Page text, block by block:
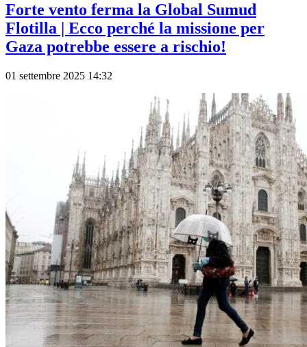
Forte vento ferma la Global Sumud
Flotilla | Ecco perché la missione per
Gaza potrebbe essere a rischio!
01 settembre 2025 14:32